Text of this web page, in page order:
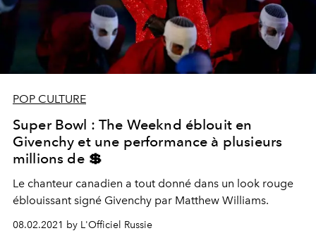
POP CULTURE
Super Bowl : The Weeknd éblouit en
Givenchy et une performance à plusieurs
millions de 💲
Le chanteur canadien a tout donné dans un look rouge
éblouissant signé Givenchy par Matthew Williams.
08.02.2021 by L'Officiel Russie